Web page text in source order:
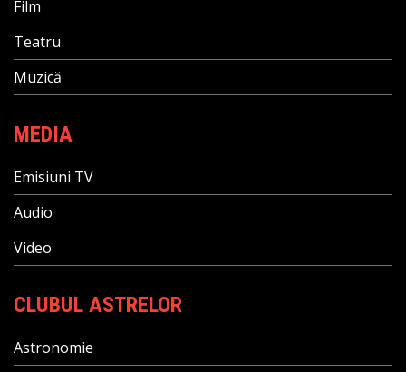
Film
Teatru
Muzică
MEDIA
Emisiuni TV
Audio
Video
CLUBUL ASTRELOR
Astronomie